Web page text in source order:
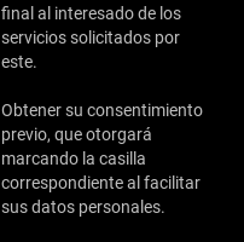
final al interesado de los
servicios solicitados por
este.
Obtener su consentimiento
previo, que otorgará
marcando la casilla
correspondiente al facilitar
sus datos personales.